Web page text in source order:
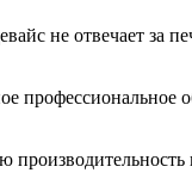
не отвечает за